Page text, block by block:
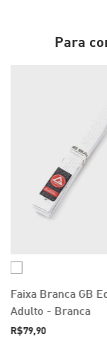
Para
Faixa Branca GB
Adulto - Branca
R$79,90